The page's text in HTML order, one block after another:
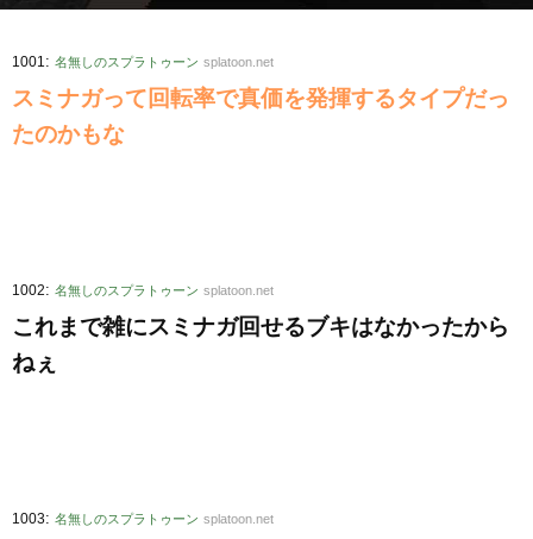
1001: 名無しのスプラトゥーン splatoon.net
スミナガって回転率で真価を発揮するタイプだっ
たのかもな
1002: 名無しのスプラトゥーン splatoon.net
これまで雑にスミナガ回せるブキはなかったから
ねぇ
1003: 名無しのスプラトゥーン splatoon.net